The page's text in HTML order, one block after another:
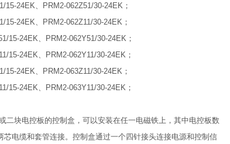
24EK、PRM2-062Z51/30-24EK；
15-24EK、PRM2-062Z11/30-24EK；
15-24EK、PRM2-062Y51/30-24EK；
15-24EK、PRM2-062Y11/30-24EK；
15-24EK、PRM2-063Z11/30-24EK；
15-24EK、PRM2-063Y11/30-24EK；
块电控板的控制盒，可以安装在任一电磁铁上，其中电控板数
电缆和套管连接。控制盒通过一个四针接头连接电源和控制信